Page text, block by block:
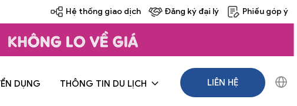
Hệ thống giao dịch Đăng ký đại lý Phiếu góp ý
DỤNG THÔNG TIN DU LỊCH LIÊN HỆ